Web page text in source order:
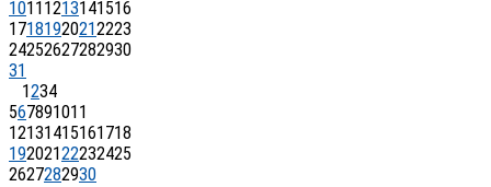
1011 1213141516
17181920212223
24252627282930
31
1234
567891011
12131415161718
19202122232425
2627282930